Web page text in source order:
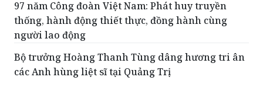
Công bố Chương trình Caravan Báo Pháp Luật
Việt Nam lần 4 tại xã Tuy Đức - tỉnh Lâm Đồng
thống, hành động thiết thực, đồng hành cùng
người lao động